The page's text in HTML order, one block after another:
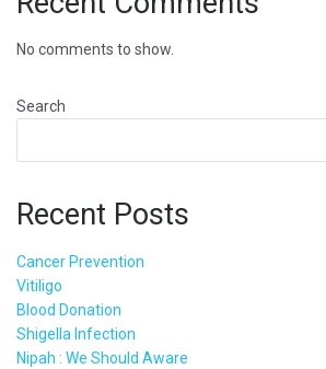
No comments to show.
Search
Recent Posts
Cancer Prevention
Vitiligo
Blood Donation
Shigella Infection
Nipah : We Should Aware